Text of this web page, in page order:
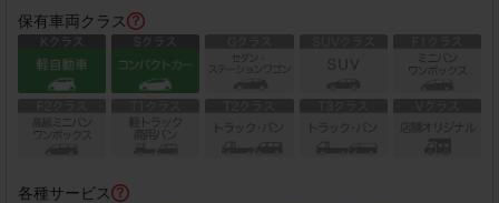
保有車両クラス
各種サービス